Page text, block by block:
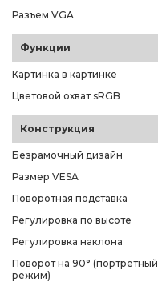
Разъем VGA
Функции
Картинка в картинке
Цветовой охват sRGB
Конструкция
Безрамочный дизайн
Размер VESA
Поворотная подставка
Регулировка по высоте
Регулировка наклона
Поворот на 90° (портретный
режим)